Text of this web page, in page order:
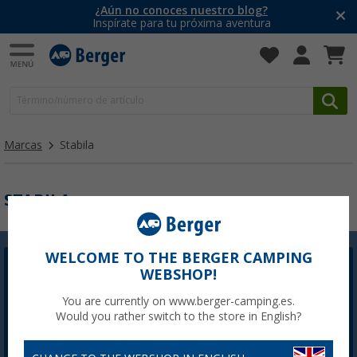
¿Aún no conoces nuestro blog?
Inspírate para tu próxima aventura
Marcas Stabila
STABILA
Newsletter Berger
actualmente. Arreglaremos el problema lo antes
posible.
WELCOME TO THE BERGER CAMPING
WEBSHOP!
You are currently on www.berger-camping.es.
Would you rather switch to the store in English?